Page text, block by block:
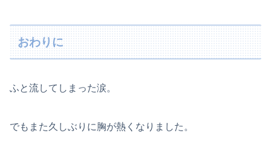
おわりに
ふと流してしまった涙。
でもまた久しぶりに胸が熱くなりました。